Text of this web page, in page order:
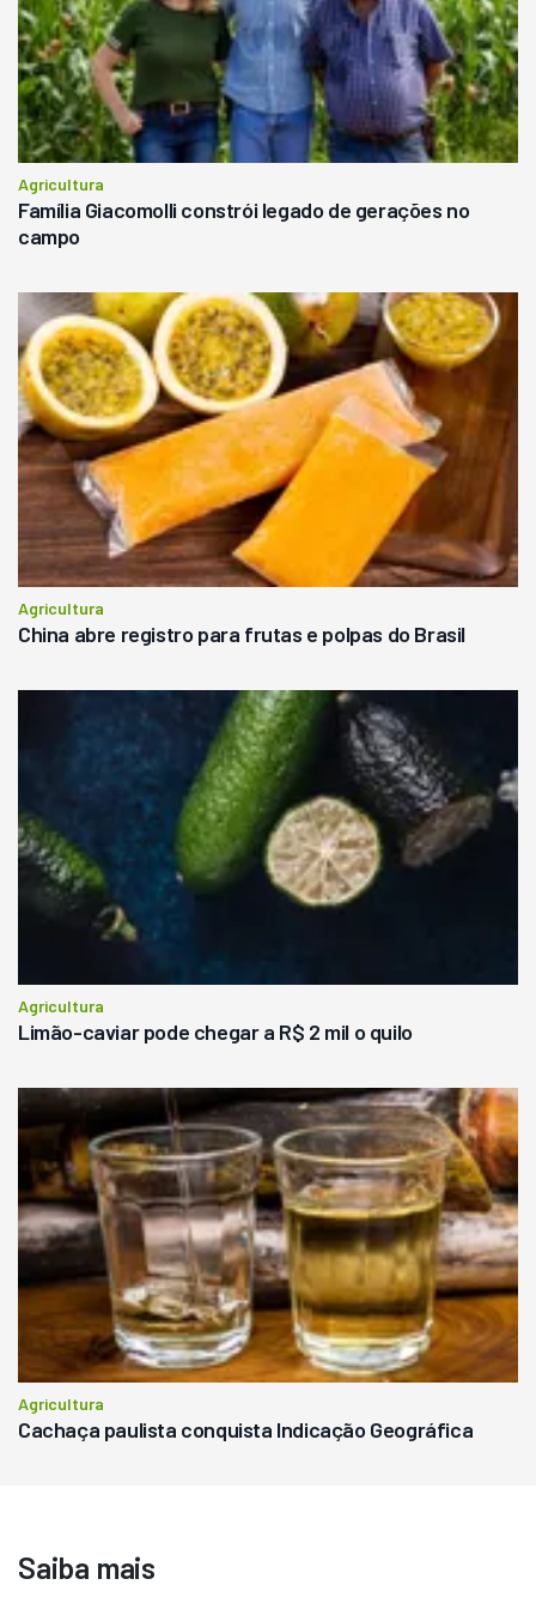
Agricultura
Família Giacomolli constrói legado de gerações no
campo
Agricultura
China abre registro para frutas e polpas do Brasil
Agricultura
Limão-caviar pode chegar a R$ 2 mil o quilo
Agricultura
Cachaça paulista conquista Indicação Geográfica
Saiba mais